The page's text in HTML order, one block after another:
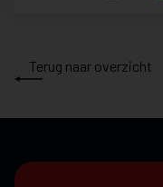
Terug naar overzicht